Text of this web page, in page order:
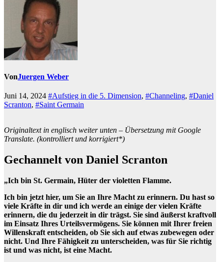
VonJuergen Weber
Juni 14, 2024 #Aufstieg in die 5. Dimension, #Channeling, #Daniel
Scranton, #Saint Germain
Originaltext in englisch weiter unten – Übersetzung mit Google
Translate. (kontrolliert und korrigiert*)
Gechannelt von Daniel Scranton
„Ich bin St. Germain, Hüter der violetten Flamme.
Ich bin jetzt hier, um Sie an Ihre Macht zu erinnern. Du hast so
viele Kräfte in dir und ich werde an einige der vielen Kräfte
erinnern, die du jederzeit in dir trägst. Sie sind äußerst kraftvoll
im Einsatz Ihres Urteilsvermögens. Sie können mit Ihrer freien
Willenskraft entscheiden, ob Sie sich auf etwas zubewegen oder
nicht. Und Ihre Fähigkeit zu unterscheiden, was für Sie richtig
ist und was nicht, ist eine Macht.